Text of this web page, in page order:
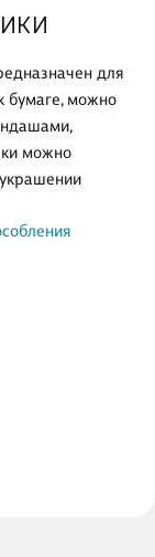
для
бумаге, можно
можно